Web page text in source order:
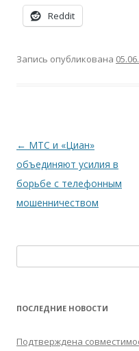
Reddit
Запись опубликована
Навигация
по
записям
← МТС и «Циан»
объединяют усилия в
борьбе с телефонным
мошенничеством
ПОСЛЕДНИЕ НОВОСТИ
Подтверждена